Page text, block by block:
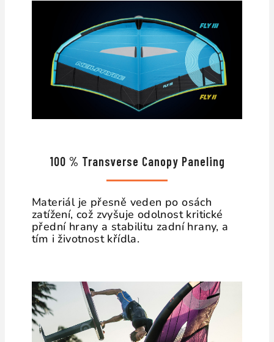
100 % Transverse Canopy Paneling
Materiál je přesně veden po osách
zatížení, což zvyšuje odolnost kritické
přední hrany a stabilitu zadní hrany, a
tím i životnost křídla.